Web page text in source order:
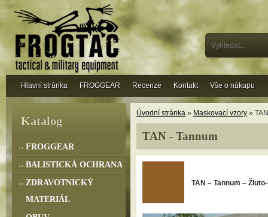
Úvodní stránka » Maskovací vzory »
TAN - Tannum
TAN – Tannum –
Katalog
FROGGEAR
BALISTICKÁ OCHRANA
ZDRAVOTNICKÝ
MATERIÁL
Hlavní stránka FROGGEAR Recenze Kontakt Vše o nákupu